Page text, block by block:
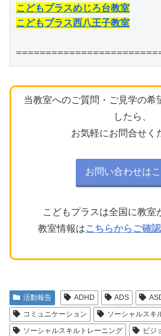
こどもプラスめじろ台教室
こどもプラス西八王子教室
当教室へのご質問・ご見学の希
したら、
お気軽にお問合せく
お問い合わせは
こどもプラスは全国に教室
教室情報はこちらからご確
活動報告 ADHD ADS
コミュニケーション
ソーシャルスキ
ソーシャルスキルトレーニング
ビジ